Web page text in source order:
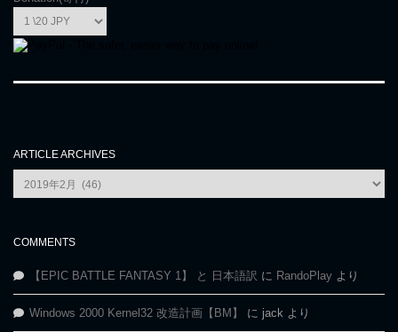
ARTICLE ARCHIVES
Article
Archives
COMMENTS
【EPIC BATTLE FANTASY 1】 と 日本語訳 に RandoPlay より
Windows 2000 Kernel32 改造計画【BM】 に jack より